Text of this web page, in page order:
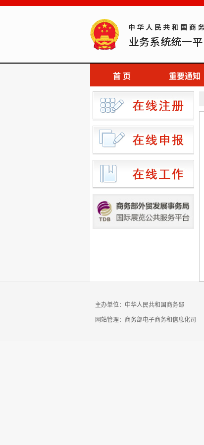
首 页 重要通知
主办单位：中华人民共和国商务部
网站管理：商务部电子商务和信息化司